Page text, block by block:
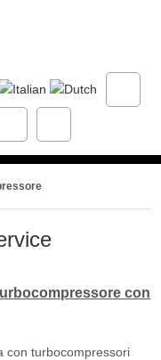
con
con turbocompressori